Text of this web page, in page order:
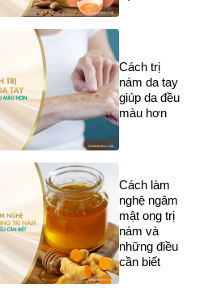
Cách trị
nám da tay
giúp da đều
màu hơn
Cách làm
nghệ ngâm
mật ong trị
nám và
những điều
cần biết